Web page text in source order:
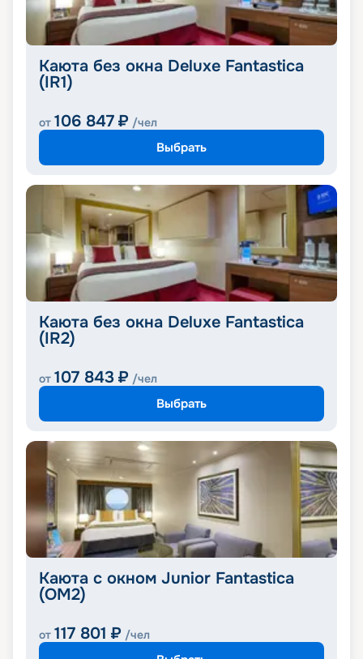
Каюта без окна Deluxe Fantastica
(IR1)
от 106 847 ₽ /чел
Выбрать
Каюта без окна Deluxe Fantastica
(IR2)
от 107 843 ₽ /чел
Выбрать
Каюта с окном Junior Fantastica
(OM2)
от 117 801 ₽ /чел